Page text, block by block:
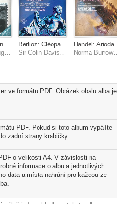
Berlioz: Cléopatre; Herminie; 5 Mélodies
Norma Burrowes, Janet Baker, James Bowman, London Voices, Raymond Leppard
ve formátu PDF. Obrázek obalu alba je
PDF. Pokud si toto album vypálíte
zadní strany krabičky.
o velikosti A4. V závislosti na
informace o albu a jednotlivých
data a místa nahrání pro každou ze